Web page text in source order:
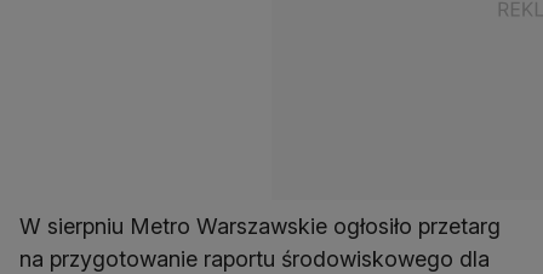
W sierpniu Metro Warszawskie ogłosiło przetarg
na przygotowanie raportu środowiskowego dla